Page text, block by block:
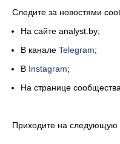
Следите за новостями
На сайте analyst.by;
В канале Telegram;
В Instagram;
На странице
Приходите на следующую